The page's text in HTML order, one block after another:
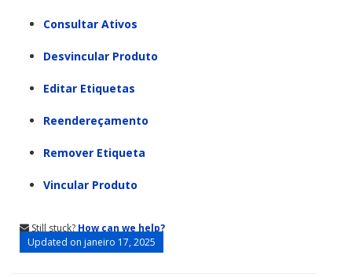
Consultar Ativos
Desvincular Produto
Editar Etiquetas
Reendereçamento
Remover Etiqueta
Vincular Produto
Still stuck? How can we help?
Updated on janeiro 17, 2025